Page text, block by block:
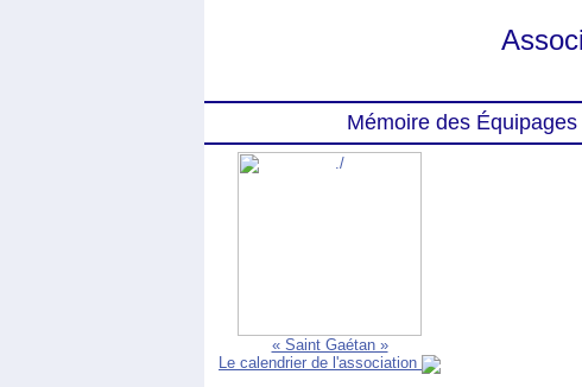
Mémoire des
« Saint Gaétan »
Le calendrier de l'association